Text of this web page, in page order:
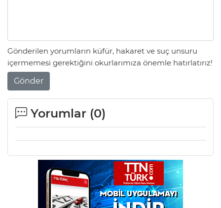
Gönderilen yorumların küfür, hakaret ve suç unsuru
içermemesi gerektiğini okurlarımıza önemle hatırlatırız!
Gönder
Yorumlar (0)